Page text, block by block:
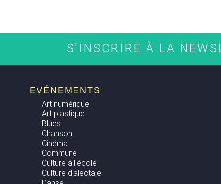
S'INSCRIRE À LA
EVÉNEMENTS
Art numérique
Art plastique
Blues
Chanson
Cinéma
Commune
Culture à l'école
Culture dialectale